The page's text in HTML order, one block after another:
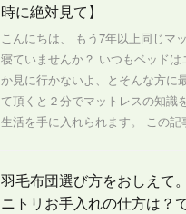
時に絶対見て】
こんにちは、 もう7年以上同じマ
寝ていませんか？ いつもベッドは
か見に行かないよ、とそんな方に
て頂くと２分でマットレスの知識
生活を手に入れられます。 この記
羽毛布団選び方をおしえて
ニトリお手入れの仕方は？